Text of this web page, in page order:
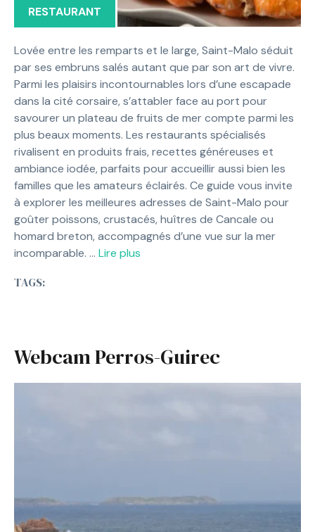
RESTAURANT
Lovée entre les remparts et le large, Saint-Malo séduit
par ses embruns salés autant que par son art de vivre.
Parmi les plaisirs incontournables lors d’une escapade
dans la cité corsaire, s’attabler face au port pour
savourer un plateau de fruits de mer compte parmi les
plus beaux moments. Les restaurants spécialisés
rivalisent en produits frais, recettes généreuses et
ambiance iodée, parfaits pour accueillir aussi bien les
familles que les amateurs éclairés. Ce guide vous invite
à explorer les meilleures adresses de Saint-Malo pour
goûter poissons, crustacés, huîtres de Cancale ou
homard breton, accompagnés d’une vue sur la mer
incomparable. … Lire plus
TAGS:
Webcam Perros-Guirec